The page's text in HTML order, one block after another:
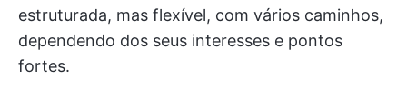
estruturada, mas flexível, com vários caminhos,
dependendo dos seus interesses e pontos
fortes.